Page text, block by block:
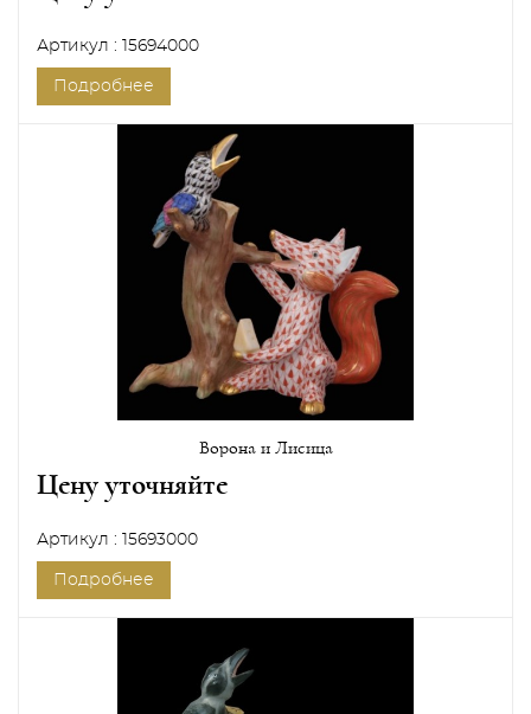
Артикул : 15694000
Подробнее
Ворона и Лисица
Цену уточняйте
Артикул : 15693000
Подробнее